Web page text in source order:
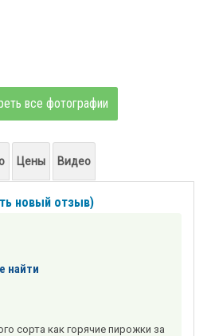
все фотографии
Цены Видео
новый отзыв)
найти
сорта как горячие пирожки за